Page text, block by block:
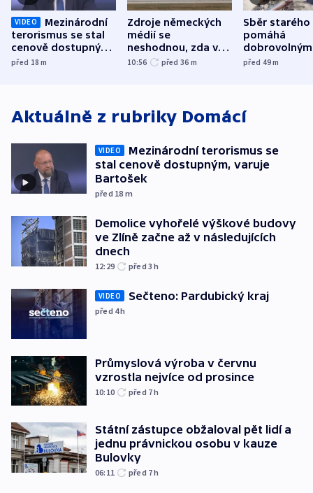
VIDEO
Mezinárodní
terorismus se stal
cenově dostupným,
varuje Bartošek
před 18m
Zdroje německých
médií se
neshodnou, zda v
letadle ohroženém
10:56 před 36 m
Sběr starého
pomáhá
dobrovolným
hasičům
před 49m
Aktuálně z rubriky Domácí
VIDEO
Mezinárodní terorismus se
stal cenově dostupným, varuje
Bartošek
před 18 m
Demolice vyhořelé výškové budovy
ve Zlíně začne až v následujících
dnech
12:29 před 3h
VIDEO Sečteno: Pardubický kraj
před 4h
Průmyslová výroba v červnu
vzrostla nejvíce od prosince
10:10 před 7h
Státní zástupce obžaloval pět lidí a
jednu právnickou osobu v kauze
Bulovky
06:11 před 7h